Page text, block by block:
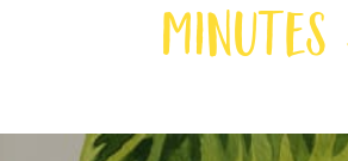
minutes